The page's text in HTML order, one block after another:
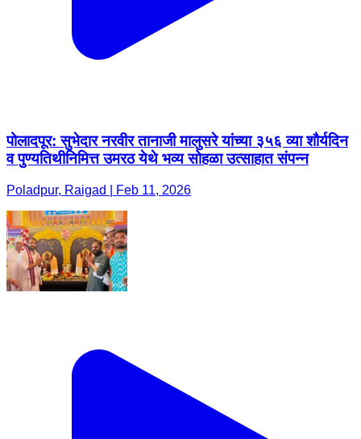
पोलादपूर: सुभेदार नरवीर तानाजी मालुसरे यांच्या ३५६ व्या शौर्यदिन
व पुण्यतिथीनिमित्त उमरठ येथे भव्य सोहळा उत्साहात संपन्न
Poladpur, Raigad | Feb 11, 2026